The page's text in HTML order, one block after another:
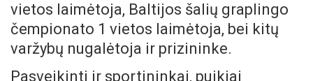
vietos laimėtoja, Baltijos šalių graplingo
čempionato 1 vietos laimėtoja, bei kitų
varžybų nugalėtoja ir prizininke.
Pasveikinti ir sportininkai, puikiai